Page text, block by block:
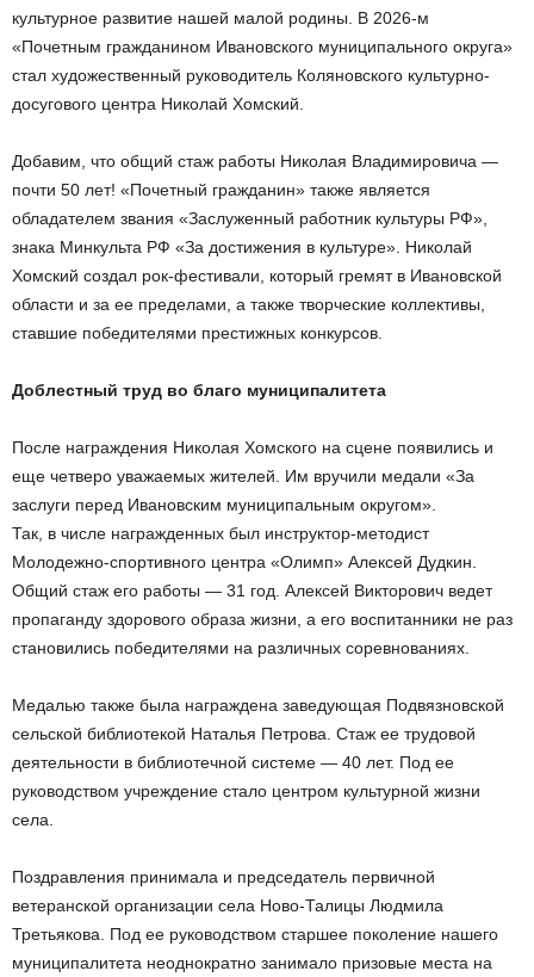
культурное развитие нашей малой родины. В 2026-м
«Почетным гражданином Ивановского муниципального округа»
стал художественный руководитель Коляновского культурно-
досугового центра Николай Хомский.
Добавим, что общий стаж работы Николая Владимировича —
почти 50 лет! «Почетный гражданин» также является
обладателем звания «Заслуженный работник культуры РФ»,
знака Минкульта РФ «За достижения в культуре». Николай
Хомский создал рок-фестивали, который гремят в Ивановской
области и за ее пределами, а также творческие коллективы,
ставшие победителями престижных конкурсов.
Доблестный труд во благо муниципалитета
После награждения Николая Хомского на сцене появились и
еще четверо уважаемых жителей. Им вручили медали «За
заслуги перед Ивановским муниципальным округом».
Так, в числе награжденных был инструктор-методист
Молодежно-спортивного центра «Олимп» Алексей Дудкин.
Общий стаж его работы — 31 год. Алексей Викторович ведет
пропаганду здорового образа жизни, а его воспитанники не раз
становились победителями на различных соревнованиях.
Медалью также была награждена заведующая Подвязновской
сельской библиотекой Наталья Петрова. Стаж ее трудовой
деятельности в библиотечной системе — 40 лет. Под ее
руководством учреждение стало центром культурной жизни
села.
Поздравления принимала и председатель первичной
ветеранской организации села Ново-Талицы Людмила
Третьякова. Под ее руководством старшее поколение нашего
муниципалитета неоднократно занимало призовые места на